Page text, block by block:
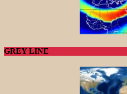
GREY LINE